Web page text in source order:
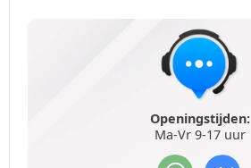
Openingstijden:
Ma-Vr 9-17 uur